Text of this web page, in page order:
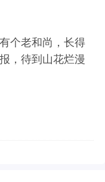
个老和尚，长得
，待到山花烂漫